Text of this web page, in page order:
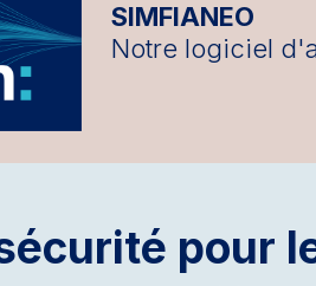
SIMFIANEO
Notre logiciel
pour